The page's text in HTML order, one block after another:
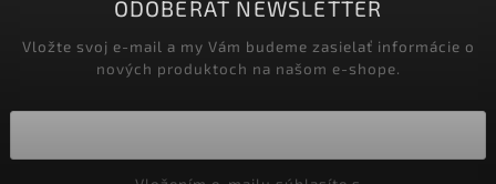
ODOBERAŤ NEWSLETTER
Vložte svoj e-mail a my Vám budeme zasielať informácie o
nových produktoch na našom e-shope.